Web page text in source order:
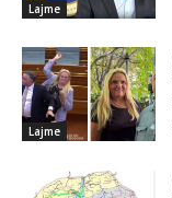
Lajme
Lajme